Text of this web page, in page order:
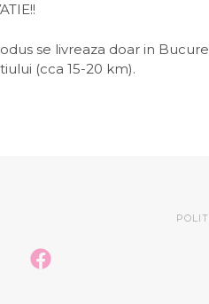
se livreaza doar in
(cca 15-20 km).